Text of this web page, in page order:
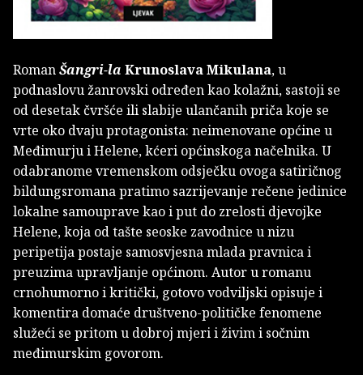
RomanŠangri-la Krunoslava Mikulana, u
podnaslovu žanrovski određen kao kolažni, sastoji se
od desetak čvršće ili slabije ulančanih priča koje se
vrte oko dvaju protagonista: neimenovane općine u
Međimurju i Helene, kćeri općinskoga načelnika. U
odabranome vremenskom odsječku ovoga satiričnog
bildungsromana pratimo sazrijevanje rečene jedinice
lokalne samouprave kao i put do zrelosti djevojke
Helene, koja od tašte seoske zavodnice u nizu
peripetija postaje samosvjesna mlada pravnica i
preuzima upravljanje općinom. Autor u romanu
crnohumorno i kritički, gotovo vodviljski opisuje i
komentira domaće društveno-političke fenomene
služeći se pritom u dobroj mjeri i živim i sočnim
međimurskim govorom.